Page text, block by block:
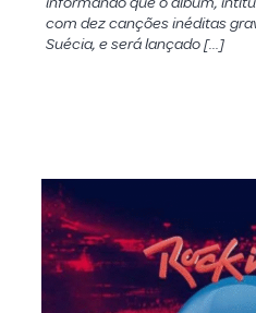
com dez canções inéditas
Suécia, e será lançado […]